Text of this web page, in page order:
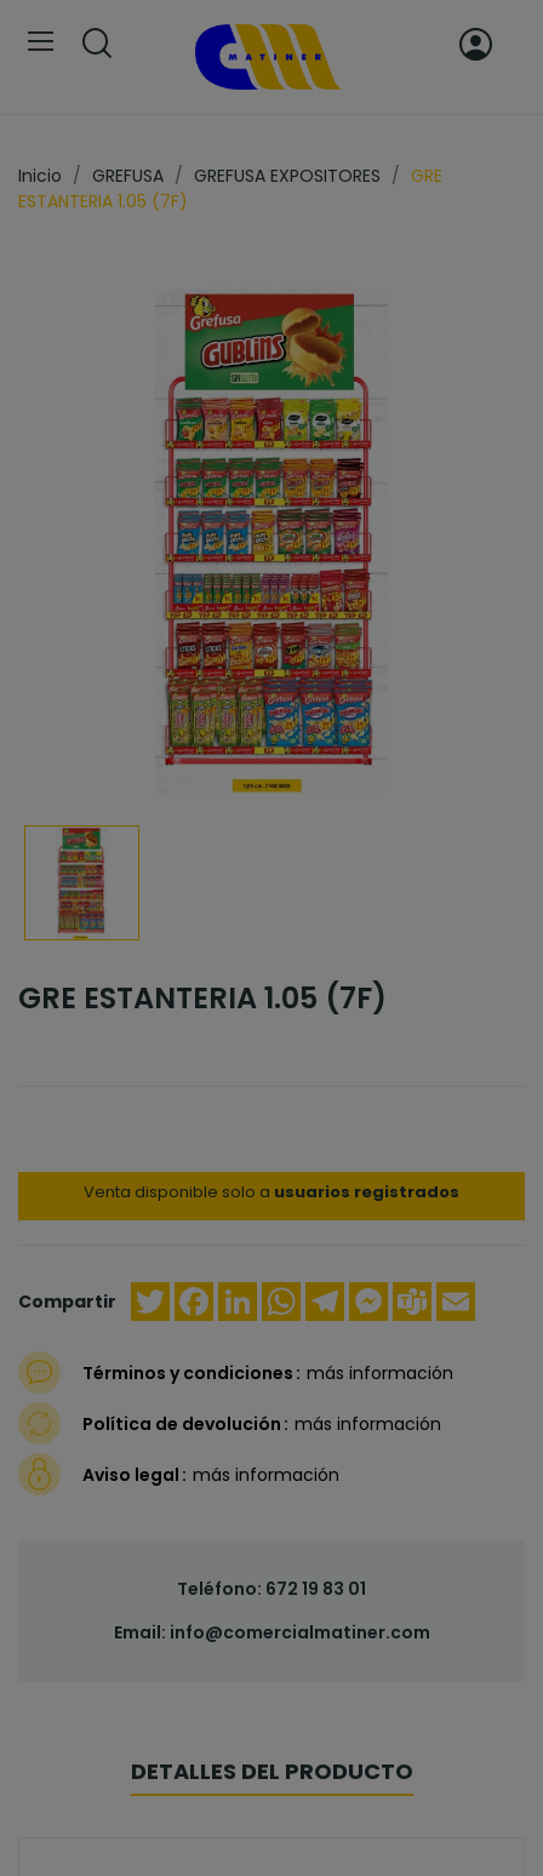
Inicio GREFUSA GREFUSA EXPOSITORES
GRE
ESTANTERIA 1.05 (7F)
GRE ESTANTERIA 1.05 (7F)
Venta disponible solo a usuarios registrados
Compartir TwitterFacebook
LinkedInWhatsApp
TelegramMessenger
Teams
Términos y condiciones más información
Política de devolución más información
Aviso legal más información
Teléfono: 672 19 83 01
Email: info@comercialmatiner.com
DETALLES DEL PRODUCTO